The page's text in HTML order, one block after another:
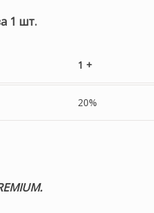
1 шт.
1 +
20%